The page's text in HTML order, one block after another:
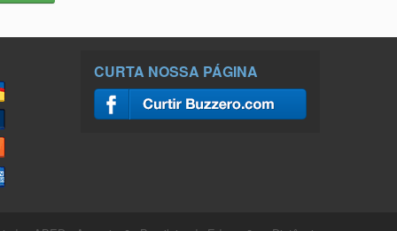
CURTA NOSSA PÁGINA